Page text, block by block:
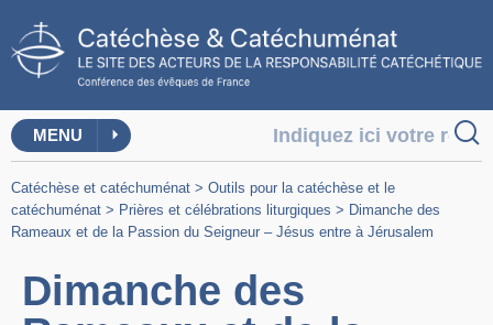
MENU
Catéchèse et catéchuménat > Outils pour la catéchèse et le
catéchuménat > Prières et célébrations liturgiques > Dimanche des
Rameaux et de la Passion du Seigneur – Jésus entre à Jérusalem
Dimanche des